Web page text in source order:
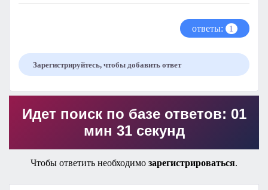
ответы: 1
Зарегистрируйтесь, чтобы добавить ответ
Идет поиск по базе ответов: 01
мин 31 секунд
Чтобы ответить необходимо зарегистрироваться.